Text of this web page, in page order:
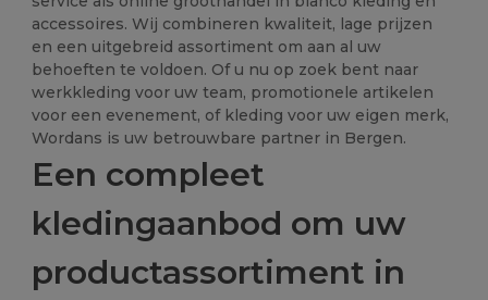
accessoires. Wij combineren kwaliteit, lage prijzen
en een uitgebreid assortiment om aan al uw
behoeften te voldoen. Of u nu op zoek bent naar
werkkleding voor uw team, promotionele artikelen
voor een evenement, of kleding voor uw eigen merk,
Wordans is uw betrouwbare partner in Bergen.
Een compleet
kledingaanbod om uw
productassortiment in